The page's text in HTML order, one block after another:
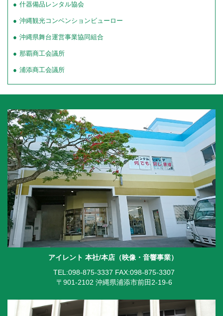
什器備品レンタル協会
沖縄観光コンベンションビューロー
沖縄県舞台運営事業協同組合
那覇商工会議所
浦添商工会議所
アイレント 本社/本店（映像・音響事業）
TEL:098-875-3337 FAX:098-875-3307
〒901-2102 沖縄県浦添市前田2-19-6